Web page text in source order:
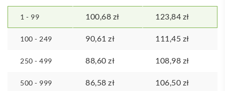
1 - 99 100,68 zł 123,84 zł
100 - 249 90,61 zł 111,45 zł
250 - 499 88,60 zł 108,98 zł
500 - 999 86,58 zł 106,50 zł